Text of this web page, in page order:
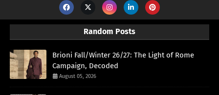
Random Posts
Brioni Fall/Winter 26/27: The Light of Rome
Campaign, Decoded
August 05, 2026